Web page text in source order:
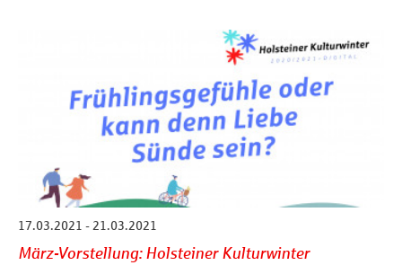
17.03.2021 - 21.03.2021
März-Vorstellung: Holsteiner Kulturwinter